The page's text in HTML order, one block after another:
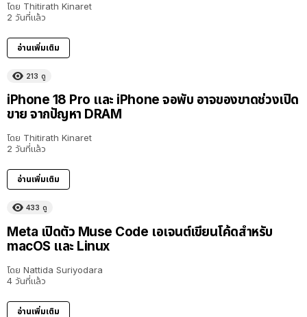
โดย Thitirath Kinaret
2 วันที่แล้ว
อ่านเพิ่มเติม
213 ดู
iPhone 18 Pro และ iPhone จอพับ อาจของขาดช่วงเปิด
ขาย จากปัญหา DRAM
โดย Thitirath Kinaret
2 วันที่แล้ว
อ่านเพิ่มเติม
433 ดู
Meta เปิดตัว Muse Code เอเจนต์เขียนโค้ดสำหรับ
macOS และ Linux
โดย Nattida Suriyodara
4 วันที่แล้ว
อ่านเพิ่มเติม